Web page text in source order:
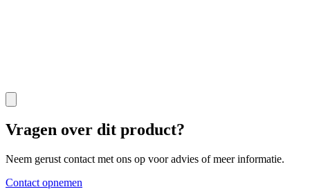
Vragen over dit product?
Neem gerust contact met ons op voor advies of meer informatie.
Contact opnemen